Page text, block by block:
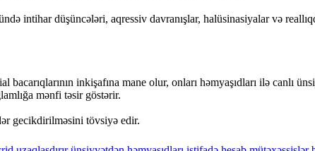
intihar düşüncələri, aqressiv davranışlar, halüsinasiyalar və
inkişafına mane olur, onları həmyaşıdları ilə canlı
mənfi təsir göstərir.
gecikdirilməsini tövsiyə edir.